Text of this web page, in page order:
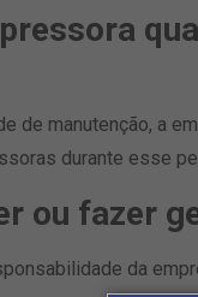
de manutenção, a
durante esse
ou fazer
da